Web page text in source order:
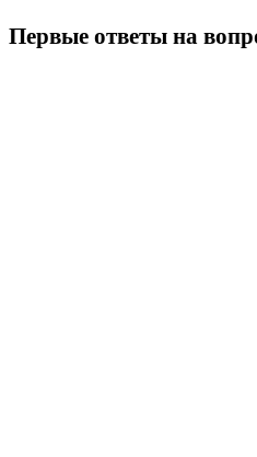
Первые ответы на